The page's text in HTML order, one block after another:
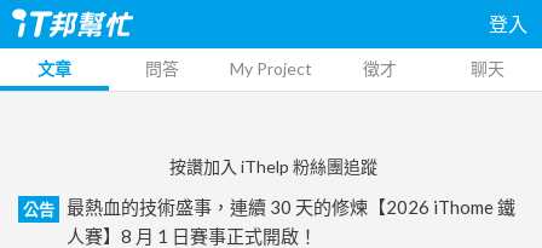
登入
文章 問答 My Project 徵才 聊天
按讚加入 iThelp 粉絲團追蹤
公告
最熱血的技術盛事，連續 30 天的修煉【2026 iThome 鐵
人賽】8 月 1 日賽事正式開啟！